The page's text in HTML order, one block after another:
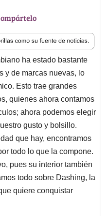
ha estado bastante
y de marcas nuevas, lo
Esto trae grandes
quienes ahora contamos
ahora podemos elegir
gusto y bolsillo.
que hay, encontramos
todo lo que la compone.
pues su interior también
todo sobre Dashing, la
quiere conquistar